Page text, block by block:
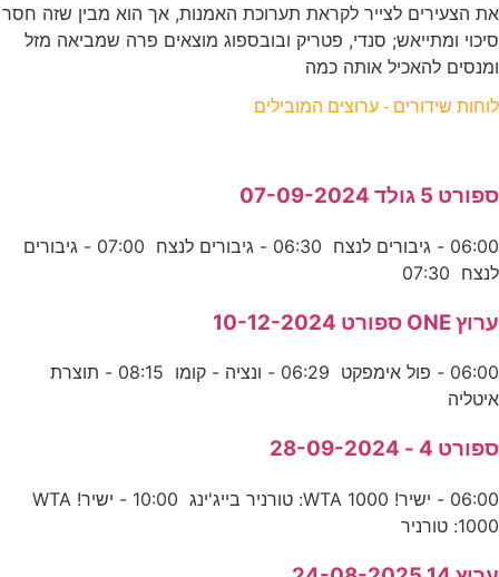
את הצעירים לצייר לקראת תערוכת האמנות, אך הוא מבין שזה חסר
סיכוי ומתייאש; סנדי, פטריק ובובספוג מוצאים פרה שמביאה מזל
ומנסים להאכיל אותה כמה
לוחות שידורים - ערוצים המובילים
ספורט 5 גולד 07-09-2024
06:00 - גיבורים לנצח 06:30 - גיבורים לנצח 07:00 - גיבורים
לנצח 07:30
ערוץ ONE ספורט 10-12-2024
06:00 - פול אימפקט 06:29 - ונציה - קומו 08:15 - תוצרת
איטליה
ספורט 4 - 28-09-2024
06:00 - ישיר! WTA 1000: טורניר בייג'ינג 10:00 - ישיר! WTA
1000: טורניר